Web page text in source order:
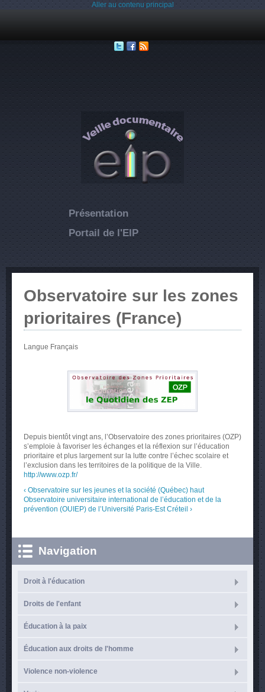
Aller au contenu principal
Présentation
Portail de l'EIP
Observatoire sur les zones
prioritaires (France)
Langue Français
Depuis bientôt vingt ans, l’Observatoire des zones prioritaires (OZP)
s’emploie à favoriser les échanges et la réflexion sur l’éducation
prioritaire et plus largement sur la lutte contre l’échec scolaire et
l’exclusion dans les territoires de la politique de la Ville.
http://www.ozp.fr/
‹ Observatoire sur les jeunes et la société (Québec) haut
Observatoire universitaire international de l’éducation et de la
prévention (OUIEP) de l’Université Paris-Est Créteil ›
Navigation
Droit à l'éducation
Droits de l'enfant
Éducation à la paix
Éducation aux droits de l'homme
Violence non-violence